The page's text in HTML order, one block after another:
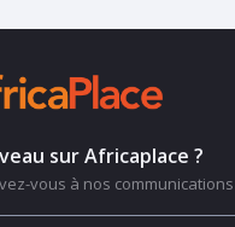
sur Africaplace ?
vous à nos